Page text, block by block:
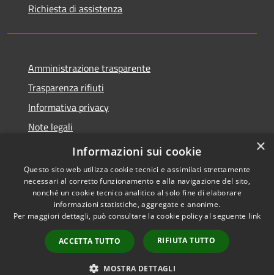
Richiesta di assistenza
Amministrazione trasparente
Trasparenza rifiuti
Informativa privacy
Note legali
Dichiarazione di accessibilità
Accessibilità
Copyright © 2026 • Città di
Messina • Powered by
Municipium•
Accesso
redazione
×
Informazioni sui cookie
Questo sito web utilizza cookie tecnici e assimilati strettamente
necessari al corretto funzionamento e alla navigazione del sito,
nonché un cookie tecnico analitico al solo fine di elaborare
informazioni statistiche, aggregate e anonime.
Per maggiori dettagli, può consultare la cookie policy al seguente link
ACCETTA TUTTO RIFIUTA TUTTO
MOSTRA DETTAGLI